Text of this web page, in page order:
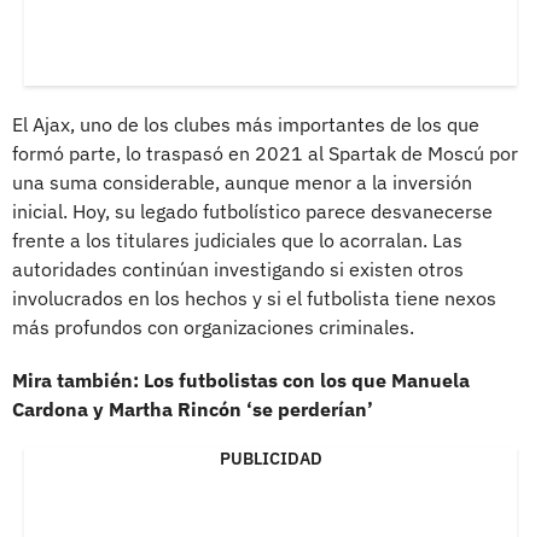
El Ajax, uno de los clubes más importantes de los que
formó parte, lo traspasó en 2021 al Spartak de Moscú por
una suma considerable, aunque menor a la inversión
inicial. Hoy, su legado futbolístico parece desvanecerse
frente a los titulares judiciales que lo acorralan. Las
autoridades continúan investigando si existen otros
involucrados en los hechos y si el futbolista tiene nexos
más profundos con organizaciones criminales.
Mira también: Los futbolistas con los que Manuela
Cardona y Martha Rincón ‘se perderían’
PUBLICIDAD